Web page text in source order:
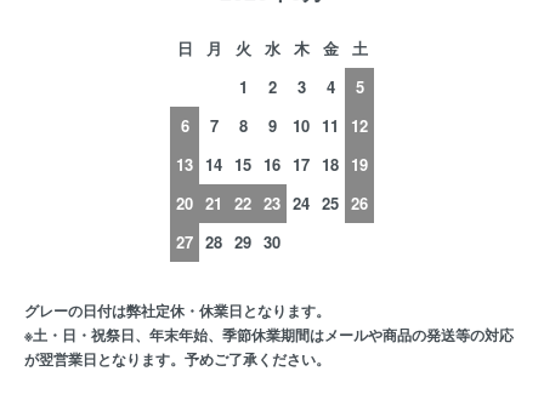
日 月 火 水 木 金
土
1
2 3 4
5
6
7 8 9 10 11
12
13 14 15 16 17 18 19
20 21 22 23 24 25 26
27 28 29 30
グレーの日付は弊社定休・休業日となります。
※土・日・祝祭日、年末年始、季節休業期間はメールや商品の発送等の対応
が翌営業日となります。予めご了承ください。